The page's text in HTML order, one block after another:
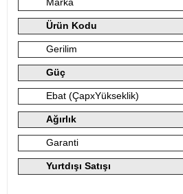
Marka
Ürün Kodu
Gerilim
Güç
Ebat (ÇapxYükseklik)
Ağırlık
Garanti
Yurtdışı Satışı